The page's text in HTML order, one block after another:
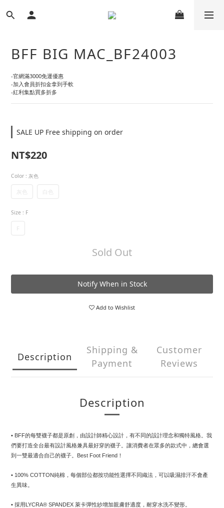
BFF BIG MAC_BF24003
-官網滿3000免運優惠
-加入會員折扣金拿到手軟
-紅利集點買多折多
SALE UP Free shipping on order
NT$220
Color : 灰色
灰色 白色
Size : F
F
Sold Out
Notify When in Stock
Add to Wishlist
Description
Shipping &
Payment
Customer
Reviews
Description
• BFF的每雙襪子都是原創，由設計師精心設計，有不同的設計理念和獨特風格。我
們要打造全台最有設計風格兼具最好穿的襪子。讓消費者在眾多的款式中，總會選
到一雙最適合自己的襪子。Best Foot Friend！
• 100% COTTON純棉，每個部位都按功能性選擇不同織法，可以吸濕排汗不會產
生異味。
• 採用LYCRA® SPANDEX 萊卡彈性紗增加親膚舒適度，耐穿水洗不變形。